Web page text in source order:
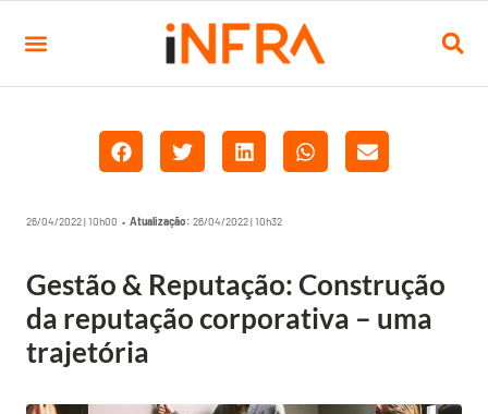
26/04/2022 | 10h00 • Atualização: 26/04/2022 | 10h32
Gestão & Reputação: Construção
da reputação corporativa – uma
trajetória